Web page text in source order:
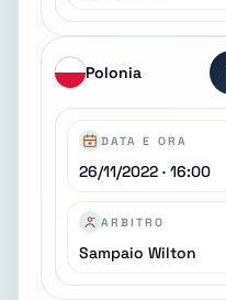
Polonia
DATA E ORA
26/11/2022 · 16:00
ARBITRO
Sampaio Wilton